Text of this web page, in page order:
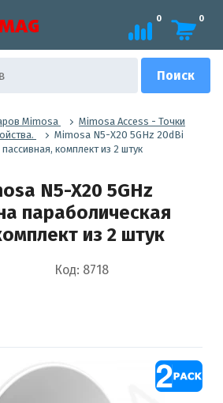
0 0
Mimosa
Mimosa Access - Точки
Mimosa N5-X20 5GHz 20dBi
комплект из 2 штук
N5-X20 5GHz
параболическая
из 2 штук
Код: 8718